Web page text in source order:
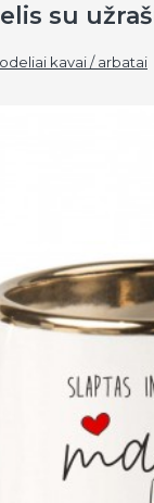
kavai / arbatai
su